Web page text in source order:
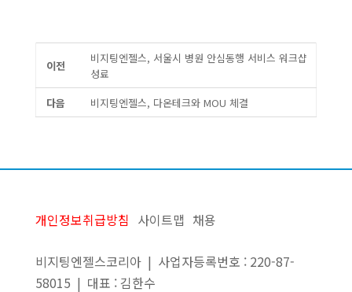
이전
비지팅엔젤스, 서울시 병원 안심동행 서비스 워크샵
성료
다음
비지팅엔젤스, 다온테크와 MOU 체결
개인정보취급방침 사이트맵 채용
비지팅엔젤스코리아 | 사업자등록번호 : 220-87-
58015 | 대표 : 김한수